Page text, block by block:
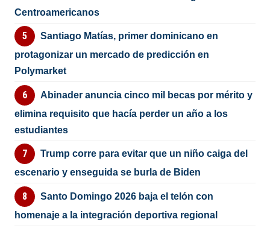
Centroamericanos
Santiago Matías, primer dominicano en
protagonizar un mercado de predicción en
Polymarket
Abinader anuncia cinco mil becas por mérito y
elimina requisito que hacía perder un año a los
estudiantes
Trump corre para evitar que un niño caiga del
escenario y enseguida se burla de Biden
Santo Domingo 2026 baja el telón con
homenaje a la integración deportiva regional